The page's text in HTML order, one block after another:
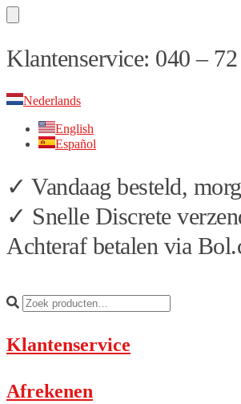
Skip
to
Skip
to
Klantenservice: 040 –
Nederlands
English
Español
✓ Vandaag besteld,
✓ Snelle Discrete
Achteraf betalen via
Klantenservice
Afrekenen